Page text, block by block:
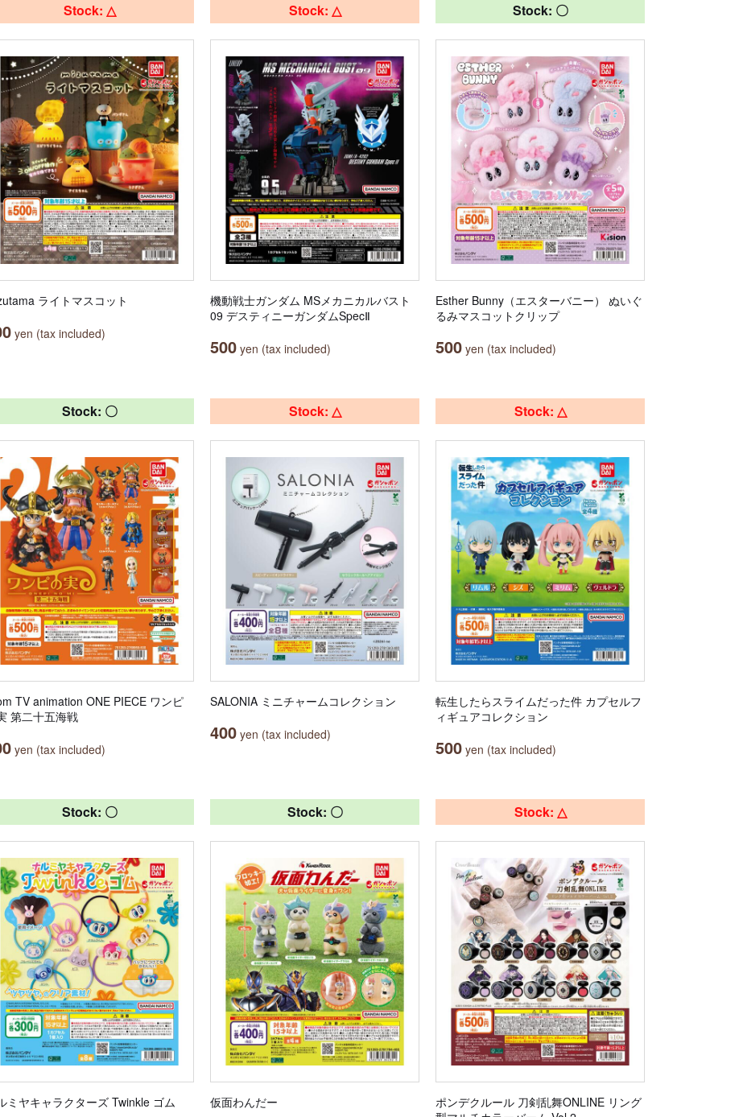
Stock: △
ライトマスコット
yen (tax included)
Stock: △
機動戦士ガンダム MSメカニカルバスト
09 デスティニーガンダムSpecⅡ
500 yen (tax included)
Stock: 〇
Esther Bunny（エスターバニー） ぬいぐ
るみマスコットクリップ
500 yen (tax included)
Stock: 〇
TV animation ONE PIECE ワンピ
第二十五海戦
yen (tax included)
Stock: △
SALONIA ミニチャームコレクション
400 yen (tax included)
Stock: △
転生したらスライムだった件 カプセルフ
ィギュアコレクション
500 yen (tax included)
Stock: 〇
ミヤキャラクターズ Twinkle ゴム
Stock: 〇
仮面わんだー
Stock: △
ポンデクルール 刀剣乱舞ONLINE リング